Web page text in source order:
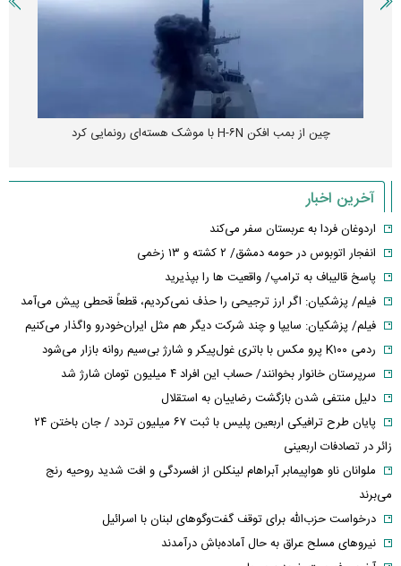
چین از بمب افکن H-۶N با موشک هسته‌ای رونمایی کرد
آخرین اخبار
اردوغان فردا به عربستان سفر می‌کند
انفجار اتوبوس در حومه دمشق/ ۲ کشته و ۱۳ زخمی
پاسخ قالیباف به ترامپ/ واقعیت ها را بپذیرید
فیلم/ پزشکیان: اگر ارز ترجیحی را حذف نمی‌کردیم، قطعاً قحطی پیش می‌آمد
فیلم/ پزشکیان: سایپا و چند شرکت دیگر هم مثل ایران‌خودرو واگذار می‌کنیم
ردمی K۱۰۰ پرو مکس با باتری غول‌پیکر و شارژ بی‌سیم روانه بازار می‌شود
سرپرستان خانوار بخوانند/ حساب این افراد ۴ میلیون تومان شارژ شد
دلیل منتفی شدن بازگشت رضاییان به استقلال
پایان طرح ترافیکی اربعین پلیس با ثبت ۶۷ میلیون تردد / جان باختن ۲۴
زائر در تصادفات اربعینی
ملوانان ناو هواپیمابر آبراهام لینکلن از افسردگی و افت شدید روحیه رنج
می‌برند
درخواست حزب‌الله برای توقف گفت‌وگوهای لبنان با اسرائیل
نیروهای مسلح عراق به حال آماده‌باش درآمدند